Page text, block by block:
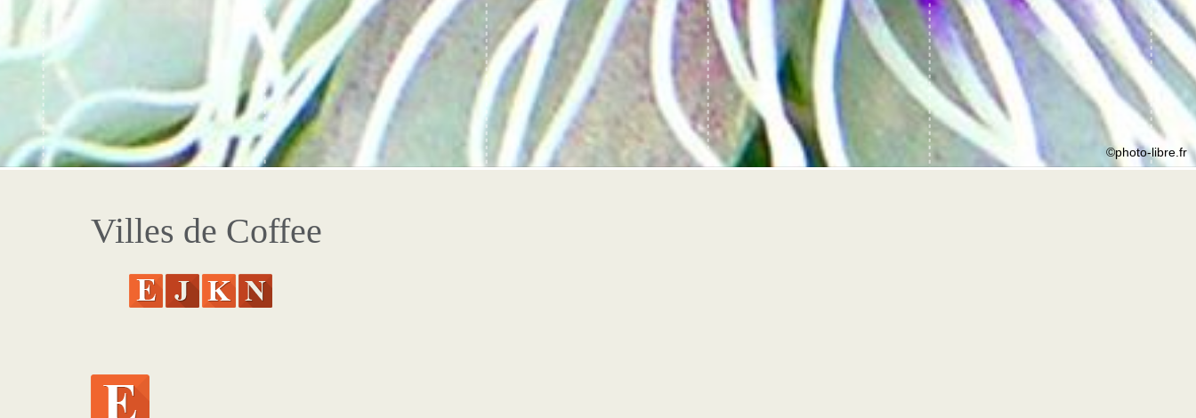
©photo-libre.fr
Villes de Coffee